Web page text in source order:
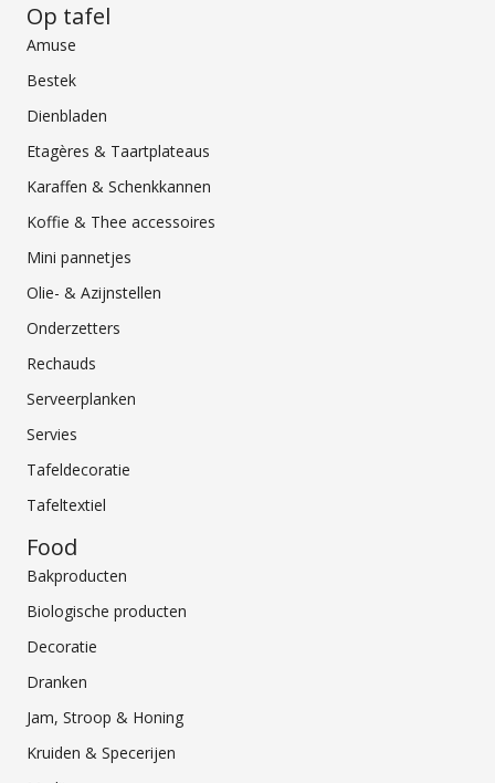
Op tafel
Amuse
Bestek
Dienbladen
Etagères & Taartplateaus
Karaffen & Schenkkannen
Koffie & Thee accessoires
Mini pannetjes
Olie- & Azijnstellen
Onderzetters
Rechauds
Serveerplanken
Servies
Tafeldecoratie
Tafeltextiel
Food
Bakproducten
Biologische producten
Decoratie
Dranken
Jam, Stroop & Honing
Kruiden & Specerijen